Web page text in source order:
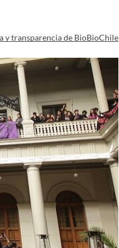
y transparencia de BioBioChile